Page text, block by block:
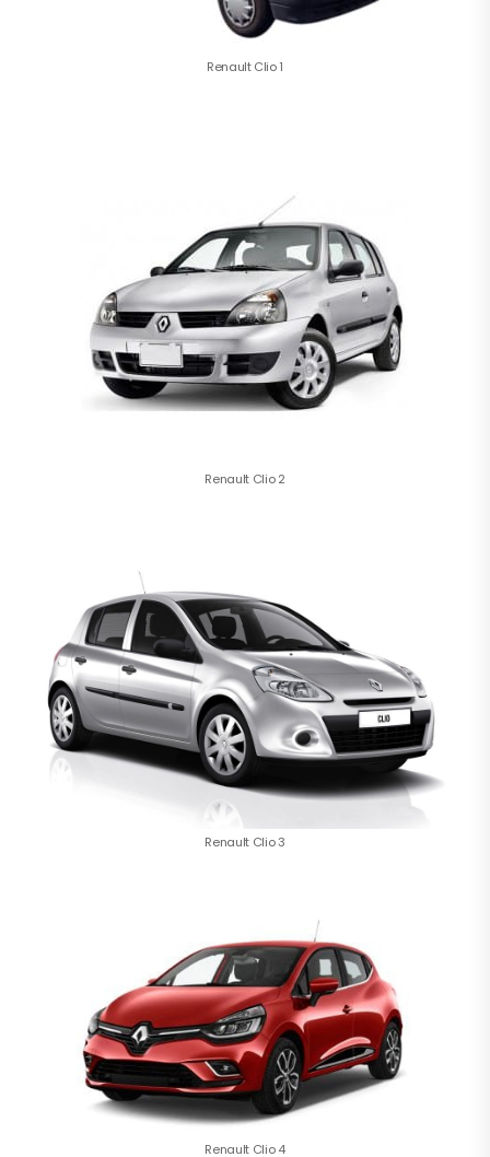
Renault Clio 1
Renault Clio 2
Renault Clio 3
Renault Clio 4